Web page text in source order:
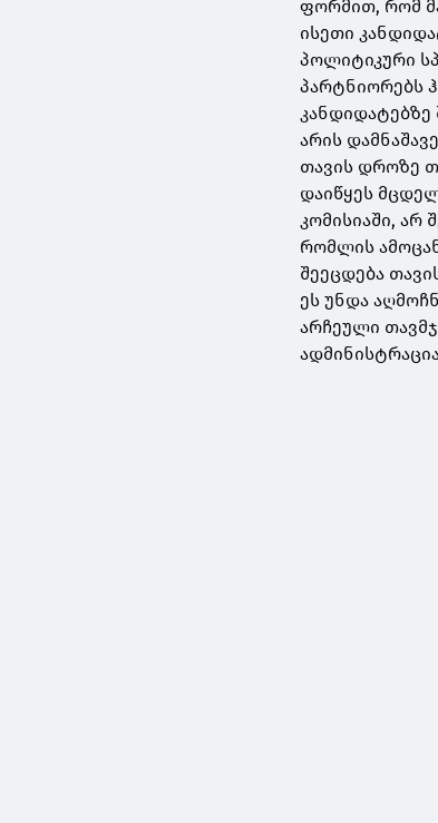
ფორმით, რომ
ისეთი
პოლიტიკური
პარტნიორებს
არის
თავის დროზე
დაიწყეს
კომისიაში, არ
რომლის
შეეცდება
ეს უნდა
არჩეული